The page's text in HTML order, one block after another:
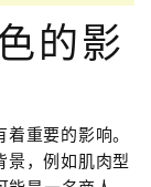
的影
重要的影响。
景，例如肌肉型